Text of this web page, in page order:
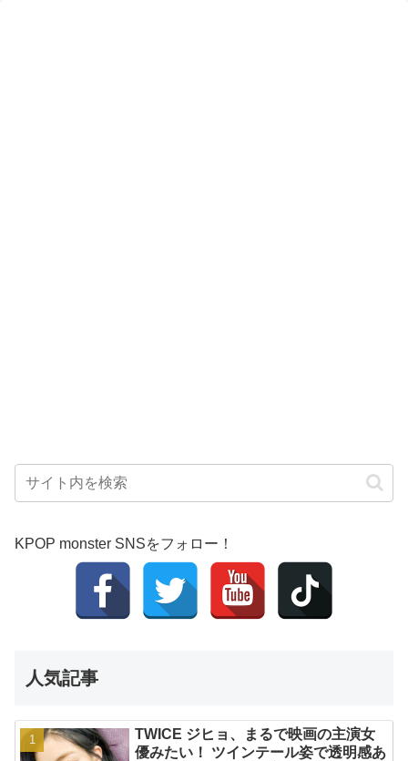
KPOP monster SNSをフォロー！
人気記事
TWICE ジヒョ、まるで映画の主演女
優みたい！ ツインテール姿で透明感あ